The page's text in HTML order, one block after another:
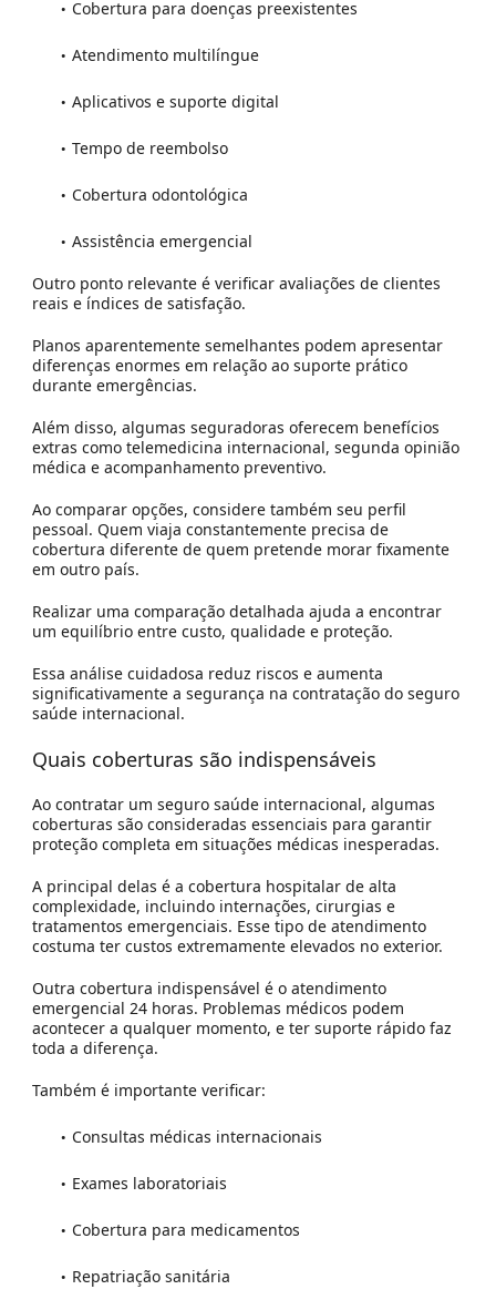
Cobertura para doenças preexistentes
Atendimento multilíngue
Aplicativos e suporte digital
Tempo de reembolso
Cobertura odontológica
Assistência emergencial
Outro ponto relevante é verificar avaliações de clientes
reais e índices de satisfação.
Planos aparentemente semelhantes podem apresentar
diferenças enormes em relação ao suporte prático
durante emergências.
Além disso, algumas seguradoras oferecem benefícios
extras como telemedicina internacional, segunda opinião
médica e acompanhamento preventivo.
Ao comparar opções, considere também seu perfil
pessoal. Quem viaja constantemente precisa de
cobertura diferente de quem pretende morar fixamente
em outro país.
Realizar uma comparação detalhada ajuda a encontrar
um equilíbrio entre custo, qualidade e proteção.
Essa análise cuidadosa reduz riscos e aumenta
significativamente a segurança na contratação do seguro
saúde internacional.
Quais coberturas são indispensáveis
Ao contratar um seguro saúde internacional, algumas
coberturas são consideradas essenciais para garantir
proteção completa em situações médicas inesperadas.
A principal delas é a cobertura hospitalar de alta
complexidade, incluindo internações, cirurgias e
tratamentos emergenciais. Esse tipo de atendimento
costuma ter custos extremamente elevados no exterior.
Outra cobertura indispensável é o atendimento
emergencial 24 horas. Problemas médicos podem
acontecer a qualquer momento, e ter suporte rápido faz
toda a diferença.
Também é importante verificar:
Consultas médicas internacionais
Exames laboratoriais
Cobertura para medicamentos
Repatriação sanitária